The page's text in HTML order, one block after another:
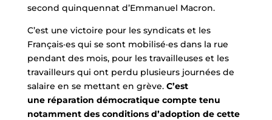
second quinquennat d’Emmanuel Macron.
C’est une victoire pour les syndicats et les
Français·es qui se sont mobilisé·es dans la rue
pendant des mois, pour les travailleuses et les
travailleurs qui ont perdu plusieurs journées de
salaire en se mettant en grève. C’est
une réparation démocratique compte tenu
notamment des conditions d’adoption de cette